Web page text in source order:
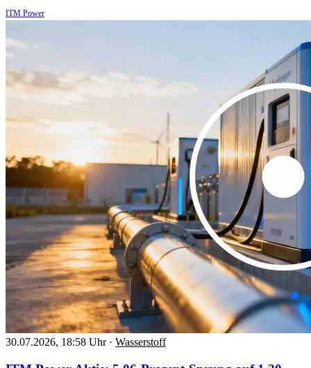
ITM Power
30.07.2026, 18:58 Uhr · Wasserstoff